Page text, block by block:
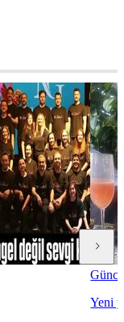
Yeni